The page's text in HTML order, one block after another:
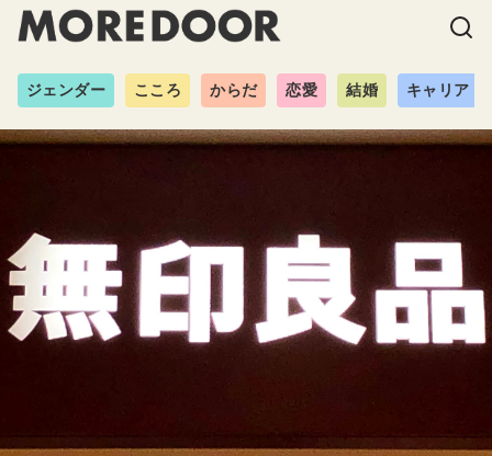
ジェンダー こころ からだ 恋愛 結婚 キャリア